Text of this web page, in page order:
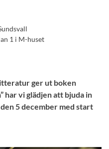
1 i M-huset
ger ut boken
har vi glädjen att bjuda in
5 december med start